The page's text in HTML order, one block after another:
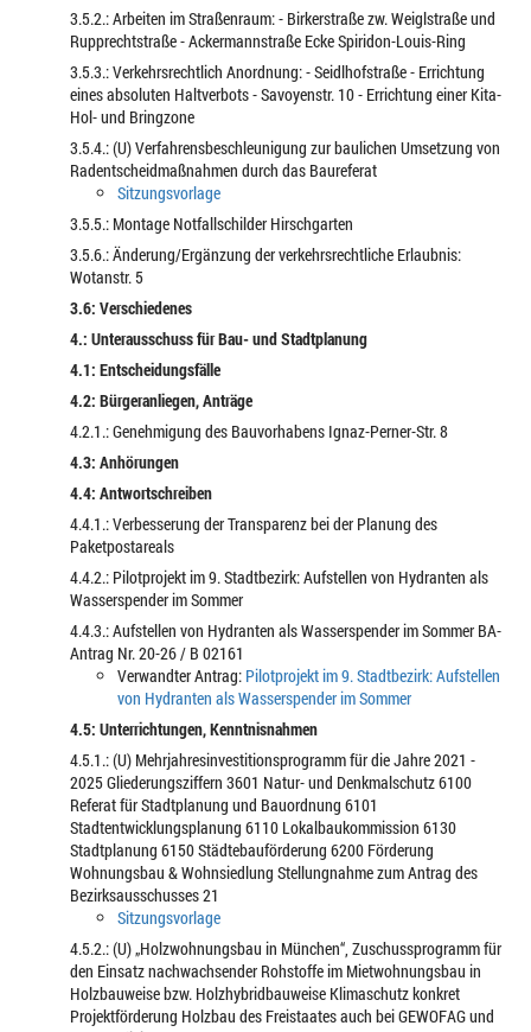
3.5.2.: Arbeiten im Straßenraum: - Birkerstraße zw. Weiglstraße und
Rupprechtstraße - Ackermannstraße Ecke Spiridon-Louis-Ring
3.5.3.: Verkehrsrechtlich Anordnung: - Seidlhofstraße - Errichtung
eines absoluten Haltverbots - Savoyenstr. 10 - Errichtung einer Kita-
Hol- und Bringzone
3.5.4.: (U) Verfahrensbeschleunigung zur baulichen Umsetzung von
Radentscheidmaßnahmen durch das Baureferat
Sitzungsvorlage
3.5.5.: Montage Notfallschilder Hirschgarten
3.5.6.: Änderung/Ergänzung der verkehrsrechtliche Erlaubnis:
Wotanstr. 5
3.6: Verschiedenes
4.: Unterausschuss für Bau- und Stadtplanung
4.1: Entscheidungsfälle
4.2: Bürgeranliegen, Anträge
4.2.1.: Genehmigung des Bauvorhabens Ignaz-Perner-Str. 8
4.3: Anhörungen
4.4: Antwortschreiben
4.4.1.: Verbesserung der Transparenz bei der Planung des
Paketpostareals
4.4.2.: Pilotprojekt im 9. Stadtbezirk: Aufstellen von Hydranten als
Wasserspender im Sommer
4.4.3.: Aufstellen von Hydranten als Wasserspender im Sommer BA-
Antrag Nr. 20-26 / B 02161
Verwandter Antrag: Pilotprojekt im 9. Stadtbezirk: Aufstellen
von Hydranten als Wasserspender im Sommer
4.5: Unterrichtungen, Kenntnisnahmen
4.5.1.: (U) Mehrjahresinvestitionsprogramm für die Jahre 2021 -
2025 Gliederungsziffern 3601 Natur- und Denkmalschutz 6100
Referat für Stadtplanung und Bauordnung 6101
Stadtentwicklungsplanung 6110 Lokalbaukommission 6130
Stadtplanung 6150 Städtebauförderung 6200 Förderung
Wohnungsbau & Wohnsiedlung Stellungnahme zum Antrag des
Bezirksausschusses 21
Sitzungsvorlage
4.5.2.: (U) „Holzwohnungsbau in München“, Zuschussprogramm für
den Einsatz nachwachsender Rohstoffe im Mietwohnungsbau in
Holzbauweise bzw. Holzhybridbauweise Klimaschutz konkret
Projektförderung Holzbau des Freistaates auch bei GEWOFAG und